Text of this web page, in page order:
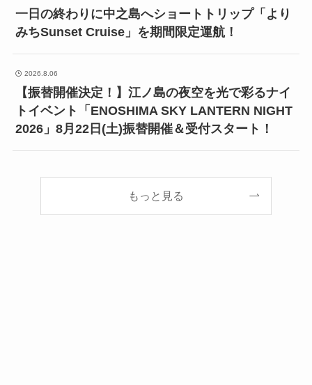
一日の終わりに中之島へショートトリップ「より
みちSunset Cruise」を期間限定運航！
2026.8.06
【振替開催決定！】江ノ島の夜空を光で彩るナイ
トイベント「ENOSHIMA SKY LANTERN NIGHT
2026」8月22日(土)振替開催＆受付スタート！
もっと見る